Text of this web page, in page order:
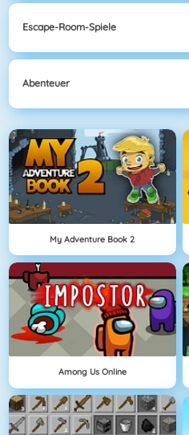
Escape-Room-Spiele
Abenteuer
My Adventure Book 2
Among Us Online